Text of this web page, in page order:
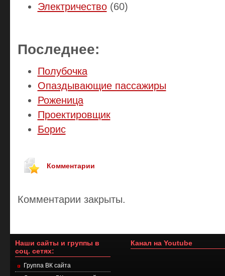
Электричество(60)
Последнее:
Полубочка
Опаздывающие пассажиры
Роженица
Проектировщик
Борис
Комментарии
Комментарии закрыты.
Наши сайты и группы в
соц. сетях:
Группа ВК сайта
Канал на Youtube